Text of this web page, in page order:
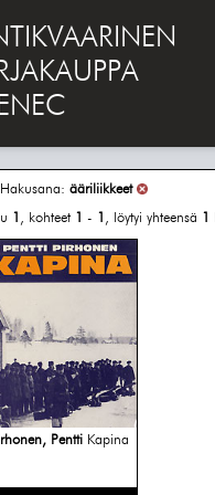
ääriliikkeet
1 , kohteet 1 - 1 , löytyi yhteensä 1
Pentti Kapina